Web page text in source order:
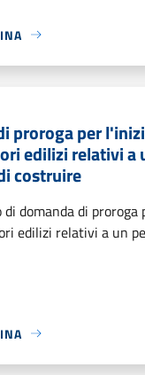
proroga per
edilizi relativi a
costruire
di domanda di proroga
edilizi relativi a un